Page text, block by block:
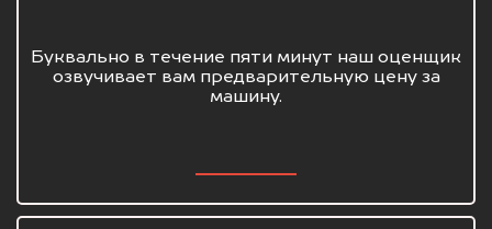
Буквально в течение пяти минут наш оценщик
озвучивает вам предварительную цену за
машину.